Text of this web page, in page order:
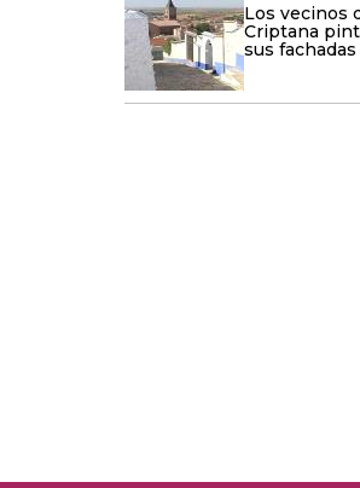
Los vecinos
Criptana
sus fachadas